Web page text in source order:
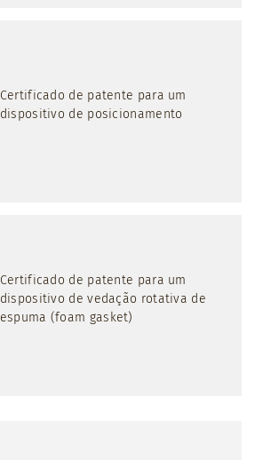
Certificado de patente para um
dispositivo de posicionamento
Certificado de patente para um
dispositivo de vedação rotativa de
espuma (foam gasket)